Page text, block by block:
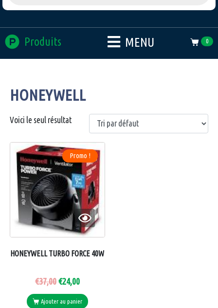
Produits MENU 0
HONEYWELL
Voici le seul résultat
Promo !
HONEYWELL TURBO FORCE 40W
€37,00€24,00
Ajouter au panier